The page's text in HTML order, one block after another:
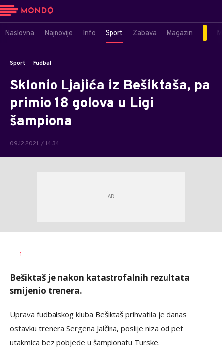
Naslovna Najnovije Info Sport Zabava Magazin
Sport Fudbal
Sklonio Ljajića iz Bešiktaša, pa
primio 18 golova u Ligi
šampiona
09.12.2021. / 14:34
1
Bešiktaš je nakon katastrofalnih rezultata
smijenio trenera.
Uprava fudbalskog kluba Bešiktaš prihvatila je danas
ostavku trenera Sergena Jalčina, poslije niza od pet
utakmica bez pobjede u šampionatu Turske.